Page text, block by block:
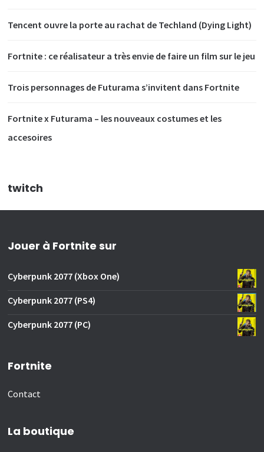
Tencent ouvre la porte au rachat de Techland (Dying Light)
Fortnite : ce réalisateur a très envie de faire un film sur le jeu
Trois personnages de Futurama s’invitent dans Fortnite
Fortnite x Futurama – les nouveaux costumes et les
accesoires
twitch
Jouer à Fortnite sur
Cyberpunk 2077 (Xbox One)
Cyberpunk 2077 (PS4)
Cyberpunk 2077 (PC)
Fortnite
Contact
La boutique